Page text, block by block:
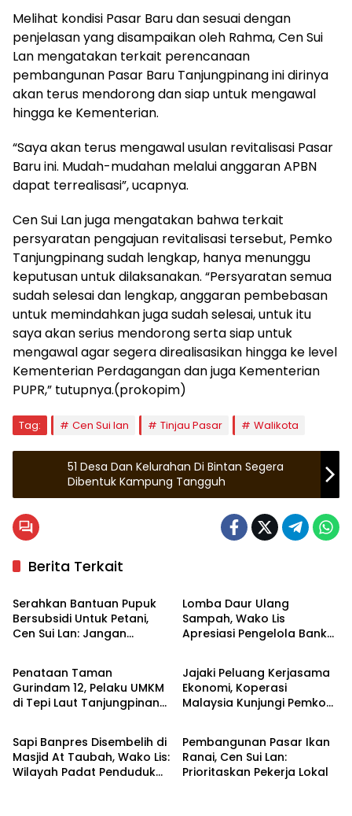
Melihat kondisi Pasar Baru dan sesuai dengan
penjelasan yang disampaikan oleh Rahma, Cen Sui
Lan mengatakan terkait perencanaan
pembangunan Pasar Baru Tanjungpinang ini dirinya
akan terus mendorong dan siap untuk mengawal
hingga ke Kementerian.
“Saya akan terus mengawal usulan revitalisasi Pasar
Baru ini. Mudah-mudahan melalui anggaran APBN
dapat terrealisasi”, ucapnya.
Cen Sui Lan juga mengatakan bahwa terkait
persyaratan pengajuan revitalisasi tersebut, Pemko
Tanjungpinang sudah lengkap, hanya menunggu
keputusan untuk dilaksanakan. “Persyaratan semua
sudah selesai dan lengkap, anggaran pembebasan
untuk memindahkan juga sudah selesai, untuk itu
saya akan serius mendorong serta siap untuk
mengawal agar segera direalisasikan hingga ke level
Kementerian Perdagangan dan juga Kementerian
PUPR,” tutupnya.(prokopim)
Tag: Cen Sui lan Tinjau Pasar Walikota
51 Desa Dan Kelurahan Di Bintan Segera
Dibentuk Kampung Tangguh
Berita Terkait
Natuna
Serahkan Bantuan Pupuk
Bersubsidi Untuk Petani,
Cen Sui Lan: Jangan
Lomba Daur Ulang
Sampah, Wako Lis
Apresiasi Pengelola Bank
Tanjungpinang
Penataan Taman
Gurindam 12, Pelaku UMKM
di Tepi Laut Tanjungpinang
Tanjungpinang
Jajaki Peluang Kerjasama
Ekonomi, Koperasi
Malaysia Kunjungi Pemko
Tanjungpinang
Sapi Banpres Disembelih di
Masjid At Taubah, Wako Lis:
Wilayah Padat Penduduk
Natuna
Pembangunan Pasar Ikan
Ranai, Cen Sui Lan:
Prioritaskan Pekerja Lokal